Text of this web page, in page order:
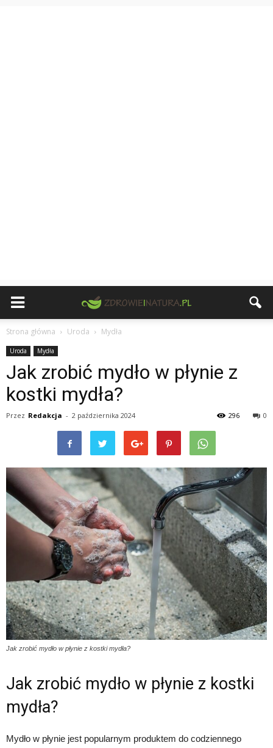
Strona główna Uroda Mydła
Uroda Mydła
Jak zrobić mydło w płynie z
kostki mydła?
Przez Redakcja - 2 października 2024 0
296
Jak zrobić mydło w płynie z kostki mydła?
Jak zrobić mydło w płynie z kostki
mydła?
Mydło w płynie jest popularnym produktem do codziennego